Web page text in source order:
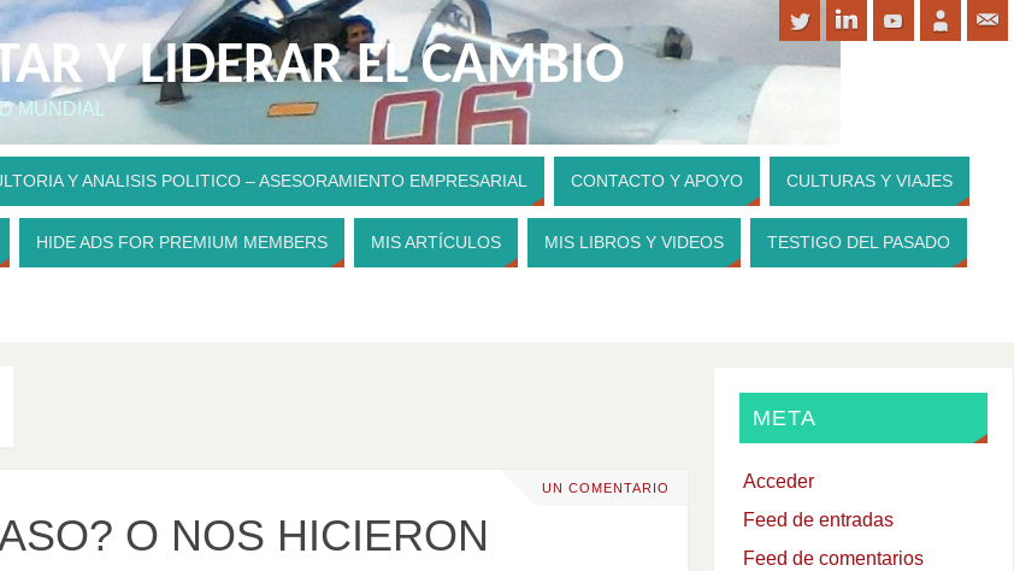
Y LIDERAR EL CAMBIO
MUNDIAL
PARA CONTRIBUIR A MI WEBSITE
Y ANALISIS POLITICO – ASESORAMIENTO EMPRESARIAL CONTACTO Y APOYO CULTURAS Y VIAJES
HIDE ADS FOR PREMIUM MEMBERS MIS ARTÍCULOS MIS LIBROS Y VIDEOS TESTIGO DEL PASADO
UN COMENTARIO
O NOS HICIERON
META
Acceder
Feed de entradas
Feed de comentarios